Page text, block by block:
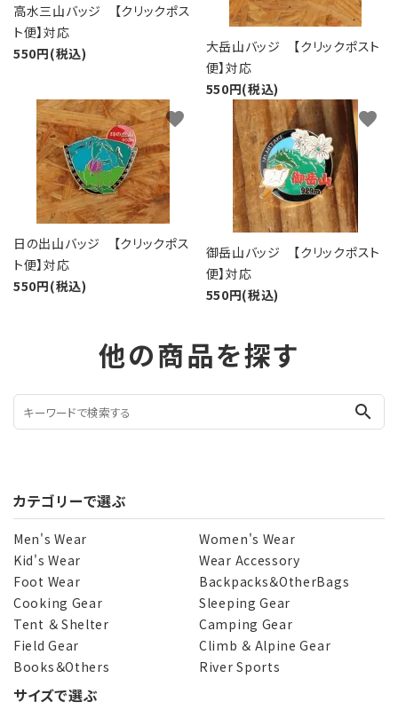
高水三山バッジ 【クリックポス
ト便】対応
550円(税込)
大岳山バッジ 【クリックポスト
便】対応
550円(税込)
日の出山バッジ 【クリックポス
ト便】対応
550円(税込)
favorite
御岳山バッジ 【クリックポスト
便】対応
550円(税込)
favorite
他の商品を探す
search
カテゴリーで選ぶ
Men's Wear
Women's Wear
Kid's Wear
Wear Accessory
Foot Wear
Backpacks＆OtherBags
Cooking Gear
Sleeping Gear
Tent ＆ Shelter
Camping Gear
Field Gear
Climb ＆ Alpine Gear
Books＆Others
River Sports
サイズで選ぶ